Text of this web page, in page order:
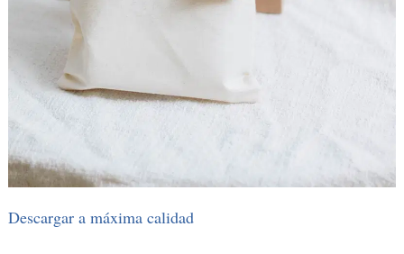
Descargar a máxima calidad